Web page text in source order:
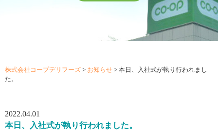
株式会社コープデリフーズ > お知らせ > 本日、入社式が執り行われまし
た。
2022.04.01
本日、入社式が執り行われました。